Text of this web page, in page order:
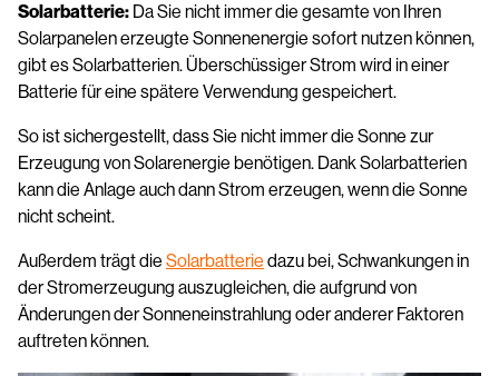
Solarbatterie: Da Sie nicht immer die gesamte von Ihren
Solarpanelen erzeugte Sonnenenergie sofort nutzen können,
gibt es Solarbatterien. Überschüssiger Strom wird in einer
Batterie für eine spätere Verwendung gespeichert.
So ist sichergestellt, dass Sie nicht immer die Sonne zur
Erzeugung von Solarenergie benötigen. Dank Solarbatterien
kann die Anlage auch dann Strom erzeugen, wenn die Sonne
nicht scheint.
Außerdem trägt die Solarbatterie dazu bei, Schwankungen in
der Stromerzeugung auszugleichen, die aufgrund von
Änderungen der Sonneneinstrahlung oder anderer Faktoren
auftreten können.